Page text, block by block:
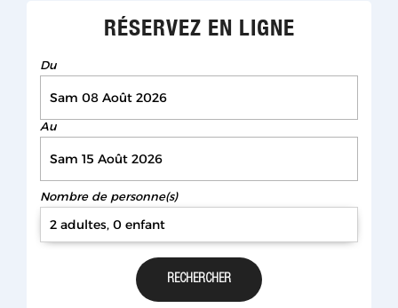
RÉSERVEZ EN LIGNE
Du
Au
Nombre de personne(s)
2 adultes, 0 enfant